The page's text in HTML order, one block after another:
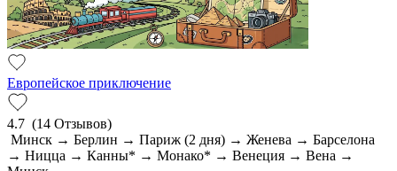
Европейское приключение
4.7 (14 Отзывов)
Минск → Берлин → Париж (2 дня) → Женева → Барселона
→ Ницца → Канны* → Монако* → Венеция → Вена →